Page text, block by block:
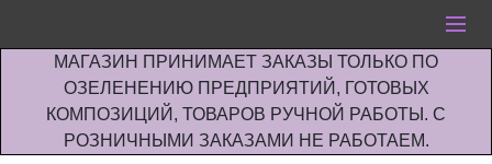
МАГАЗИН ПРИНИМАЕТ ЗАКАЗЫ ТОЛЬКО ПО
ОЗЕЛЕНЕНИЮ ПРЕДПРИЯТИЙ, ГОТОВЫХ
КОМПОЗИЦИЙ, ТОВАРОВ РУЧНОЙ РАБОТЫ. С
РОЗНИЧНЫМИ ЗАКАЗАМИ НЕ РАБОТАЕМ.